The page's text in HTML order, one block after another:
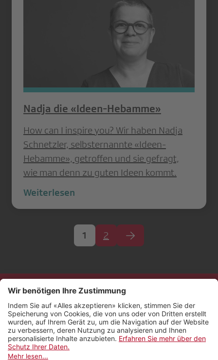
Nadja die «Ideen-Hebamme»
How can I inspire you? Wir haben Nadja
Schnetzler, selbsternannte «Ideen-
Hebamme», getroffen und sie gefragt,
wie man denn zu guten Ideen kommt.
Weiterlesen
1 2
Kontakt
Impressum
Rechtliches
Netiquette